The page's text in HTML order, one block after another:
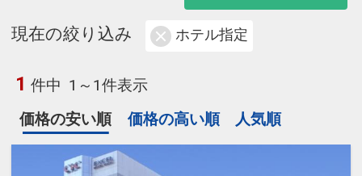
現在の絞り込み ホテル指定
1 件中 1～1件表示
価格の安い順
価格の高い順 人気順